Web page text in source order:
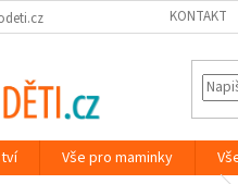
KONTAKT
Vše pro maminky